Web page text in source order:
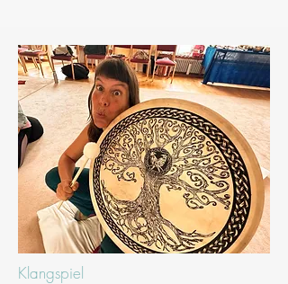
Klangspiel